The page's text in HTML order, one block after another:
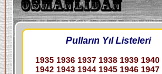
Pulların Yıl Listeleri
1935 1936 1937 1938 1939 1940
1942 1943 1944 1945 1946 1947